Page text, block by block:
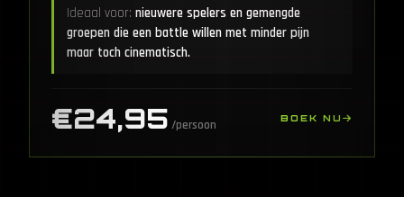
Ideaal voor:nieuwere spelers en gemengde
groepen die een battle willen met minder pijn
maar toch cinematisch.
€24,95 /persoon BOEK NU